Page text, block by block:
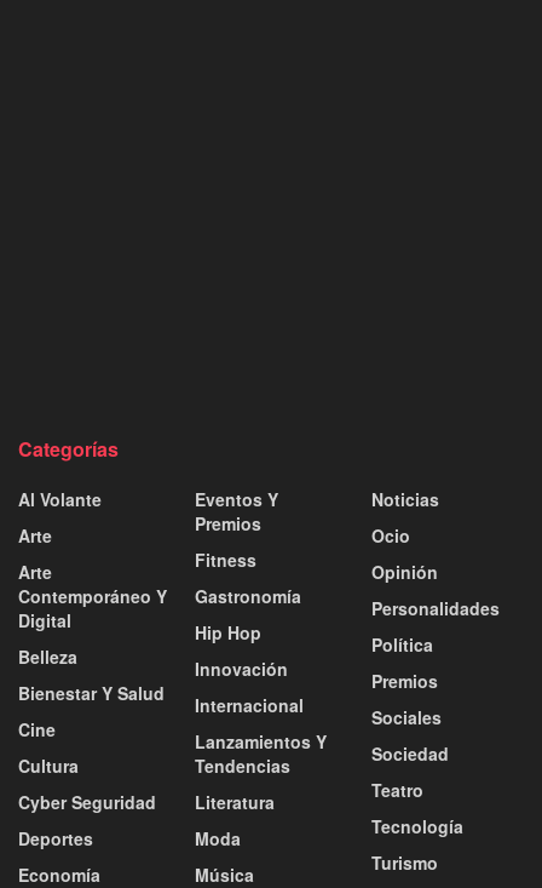
Categorías
Al Volante
Arte
Arte
Contemporáneo Y
Digital
Belleza
Bienestar Y Salud
Cine
Cultura
Cyber Seguridad
Deportes
Economía
Eventos Y
Premios
Fitness
Gastronomía
Hip Hop
Innovación
Internacional
Lanzamientos Y
Tendencias
Literatura
Moda
Música
Noticias
Ocio
Opinión
Personalidades
Política
Premios
Sociales
Sociedad
Teatro
Tecnología
Turismo